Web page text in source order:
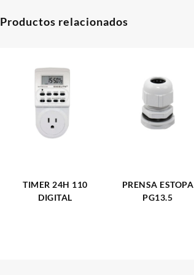
Productos relacionados
TIMER 24H 110
DIGITAL
PRENSA ESTOPA
PG13.5